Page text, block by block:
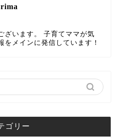
rima
ざいます。 子育てママが気
をメインに発信しています！
ゴリー